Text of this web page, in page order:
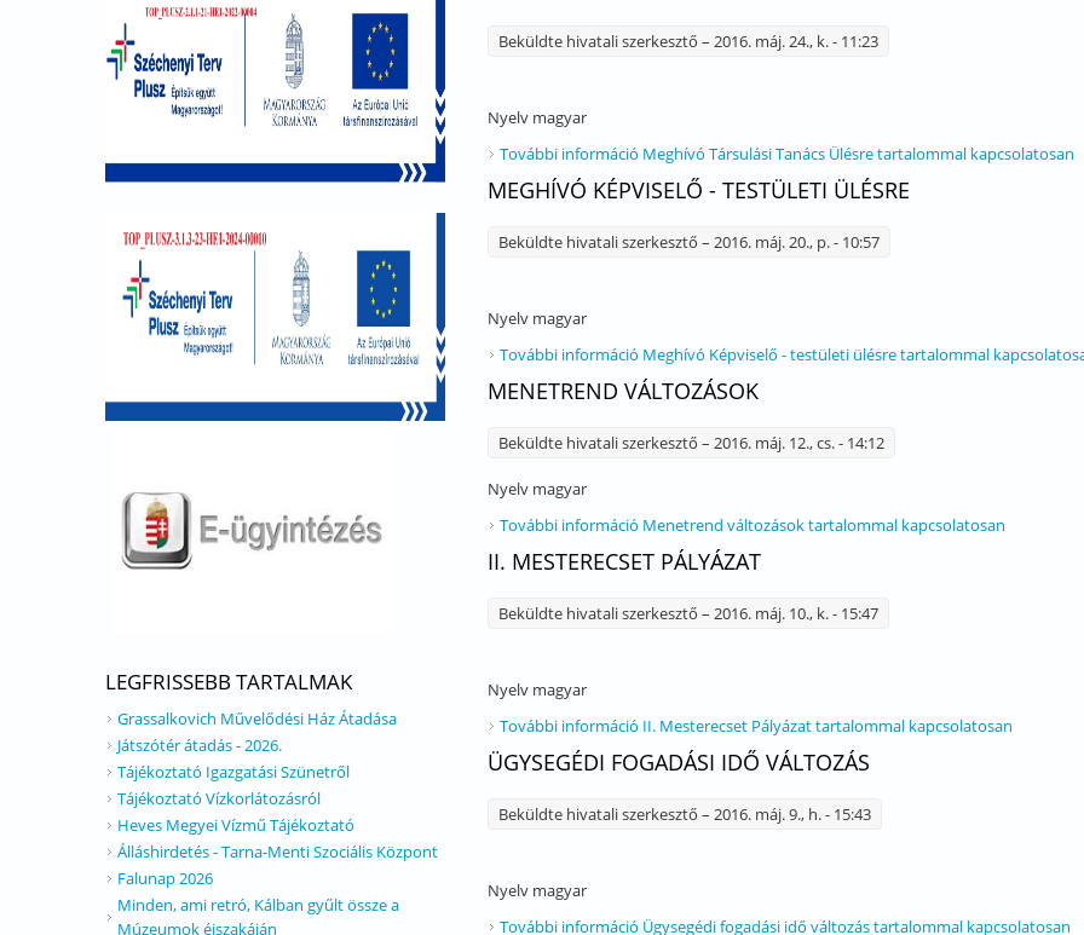
Beküldte hivatali szerkesztő – 2016. máj. 24., k. - 11:23
Nyelv magyar
További információ Meghívó Társulási Tanács Ülésre tartalommal kapcsolatosan
MEGHÍVÓ KÉPVISELŐ - TESTÜLETI ÜLÉSRE
Beküldte hivatali szerkesztő – 2016. máj. 20., p. - 10:57
Nyelv magyar
További információ Meghívó Képviselő - testületi ülésre tartalommal
MENETREND VÁLTOZÁSOK
Beküldte hivatali szerkesztő – 2016. máj. 12., cs. - 14:12
Nyelv magyar
További információ Menetrend változások tartalommal kapcsolatosan
II. MESTERECSET PÁLYÁZAT
Beküldte hivatali szerkesztő – 2016. máj. 10., k. - 15:47
Nyelv magyar
További információ II. Mesterecset Pályázat tartalommal kapcsolatosan
ÜGYSEGÉDI FOGADÁSI IDŐ VÁLTOZÁS
Beküldte hivatali szerkesztő – 2016. máj. 9., h. - 15:43
Nyelv magyar
További információ Ügysegédi fogadási idő változás tartalommal kapcsolatosan
LEGFRISSEBB TARTALMAK
Grassalkovich Művelődési Ház Átadása
Játszótér átadás - 2026.
Tájékoztató Igazgatási Szünetről
Tájékoztató Vízkorlátozásról
Heves Megyei Vízmű Tájékoztató
Álláshirdetés - Tarna-Menti Szociális Központ
Falunap 2026
Minden, ami retró, Kálban gyűlt össze a
Múzeumok éjszakáján